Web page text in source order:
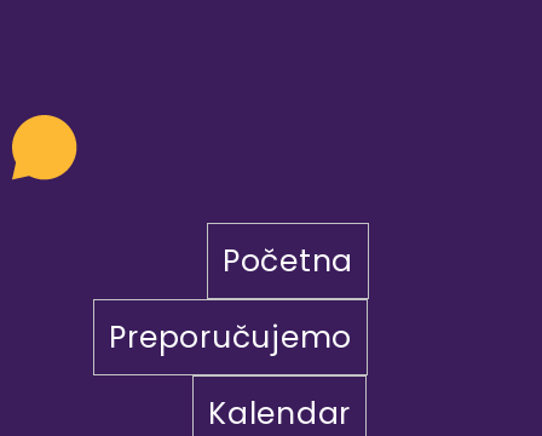
Početna
Preporučujemo
Kalendar